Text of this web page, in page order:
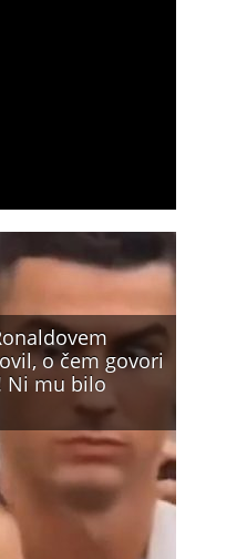
o čem govori
Ni mu bilo